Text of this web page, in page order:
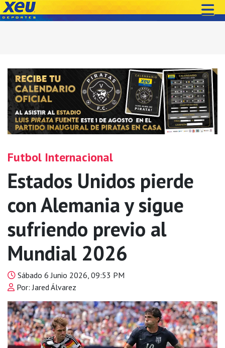
Futbol Internacional
Estados Unidos pierde
con Alemania y sigue
sufriendo previo al
Mundial 2026
Sábado 6 Junio 2026, 09:53 PM
Por: Jared Álvarez